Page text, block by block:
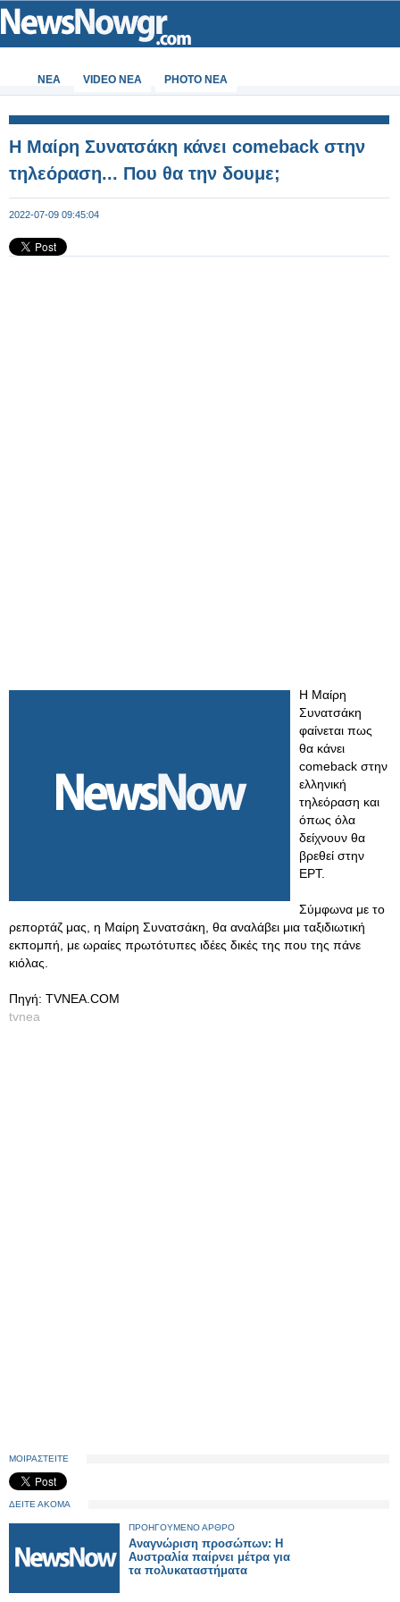
ΝΕΑ VIDEO NEA PHOTO NEA
Η Μαίρη Συνατσάκη κάνει comeback στην
τηλεόραση... Που θα την δουμε;
2022-07-09 09:45:04
Η Μαίρη
Συνατσάκη
φαίνεται πως
θα κάνει
comeback στην
ελληνική
τηλεόραση και
όπως όλα
δείχνουν θα
βρεθεί στην
ΕΡΤ.
Σύμφωνα με το
ρεπορτάζ μας, η Μαίρη Συνατσάκη, θα αναλάβει μια ταξιδιωτική
εκπομπή, με ωραίες πρωτότυπες ιδέες δικές της που της πάνε
κιόλας.
Πηγή: TVNEA.COM
tvnea
ΜΟΙΡΑΣΤΕΙΤΕ
ΔΕΙΤΕ ΑΚΟΜΑ
ΠΡΟΗΓΟΥΜΕΝΟ ΑΡΘΡΟ
Αναγνώριση προσώπων: Η
Αυστραλία παίρνει μέτρα για
τα πολυκαταστήματα